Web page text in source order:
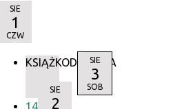
SIE
1
CZW
KSIĄŻKODZIELNIA
14:00
SIE
2
SIE
3
SOB